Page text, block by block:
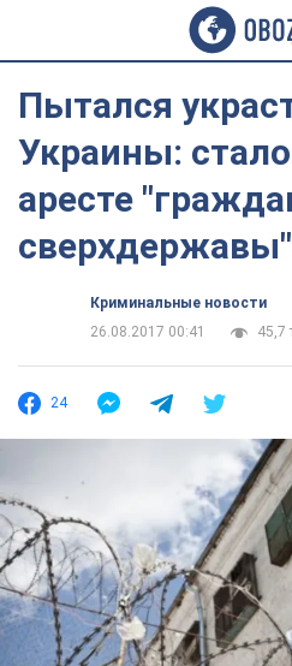
Пытался
Украины:
аресте
сверхдержавы"
Криминальные новости
26.08.2017 00:41
45,7
24